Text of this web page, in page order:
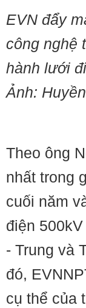
EVN đẩy
công nghệ
hành lưới
Ảnh:
Theo ông
nhất trong
cuối năm
điện
- Trung và
đó,
cụ thể của